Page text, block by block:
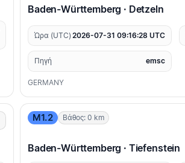
Baden-Württemberg · Detzeln
Ώρα (UTC) 2026-07-31 09:16:28 UTC
Πηγή emsc
GERMANY
M1.2 Βάθος: 0 km
Baden-Württemberg · Tiefenstein